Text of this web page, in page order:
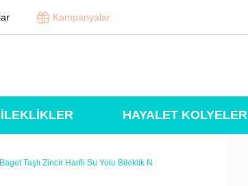
Kampanyalar
HAYALET KOLYELER
Taşlı Zincir Harfli Su Yolu Bileklik N